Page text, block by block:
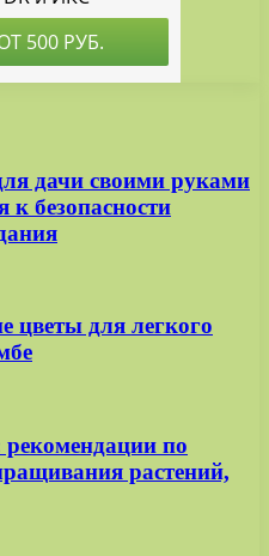
дачи своими руками
к безопасности
цветы для легкого
по
растений,